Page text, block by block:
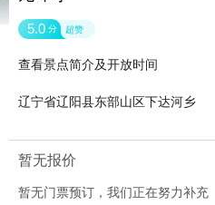
5.0 分 超赞
查看景点简介及开放时间
辽宁省辽阳县东部山区下达河乡
暂无报价
暂无门票预订，我们正在努力补充